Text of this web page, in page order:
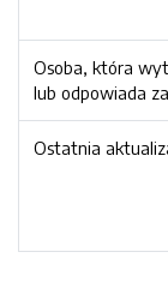
Osoba, która
lub odpowiada
Ostatnia